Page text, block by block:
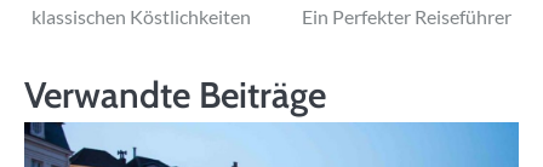
klassischen Köstlichkeiten
Ein Perfekter Reiseführer
Verwandte Beiträge